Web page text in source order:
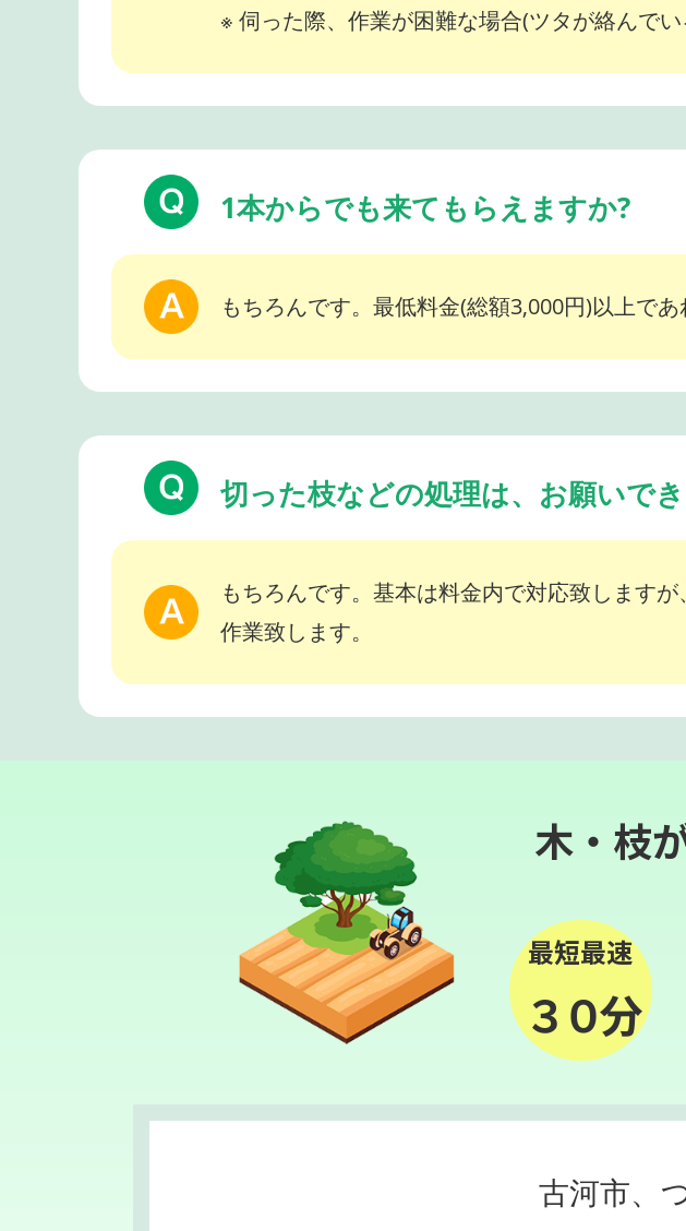
※ 伺った際、作業が困難な場合(ツタが絡んで
1本からでも来てもらえますか?
もちろんです。最低料金(総額3,000円)以上であ
切った枝などの処理は、お願いで
もちろんです。基本は料金内で対応致します
作業致します。
木・枝
最短最速
３０分
古河市、